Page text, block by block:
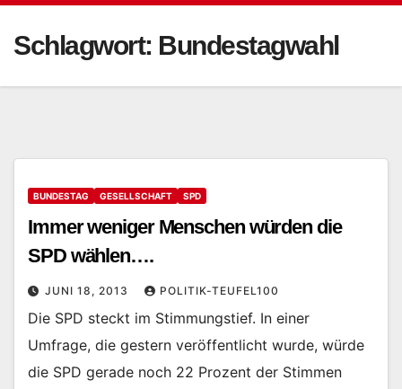
Schlagwort: Bundestagwahl
BUNDESTAG GESELLSCHAFT SPD
Immer weniger Menschen würden die
SPD wählen….
JUNI 18, 2013 POLITIK-TEUFEL100
Die SPD steckt im Stimmungstief. In einer
Umfrage, die gestern veröffentlicht wurde, würde
die SPD gerade noch 22 Prozent der Stimmen